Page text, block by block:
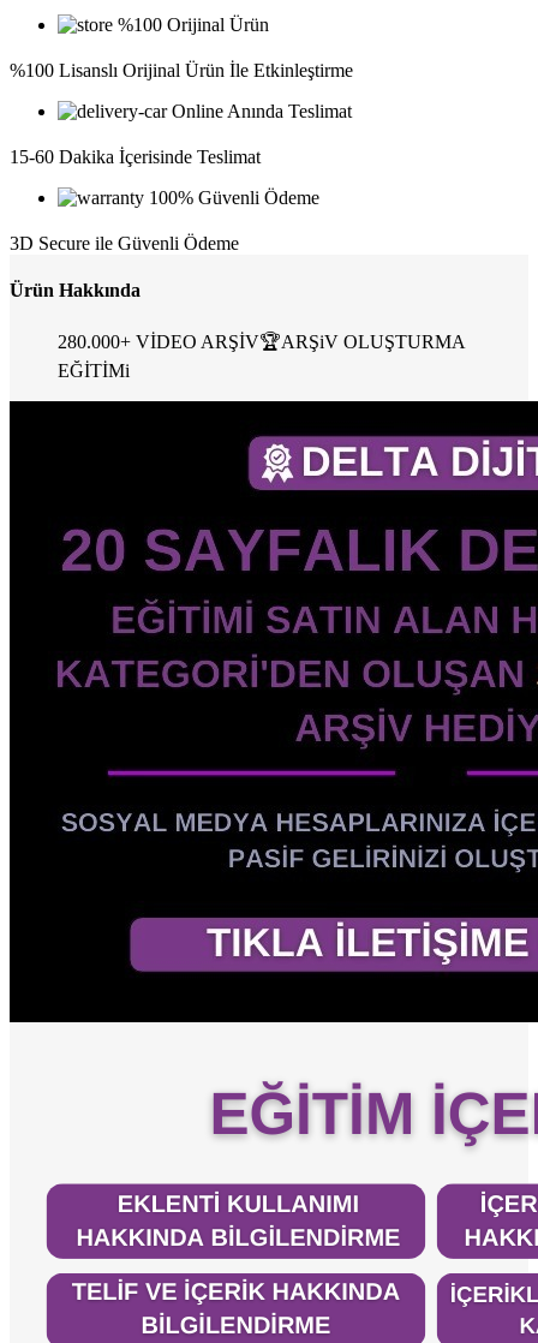
%100 Orijinal Ürün
%100 Lisanslı Orijinal Ürün İle Etkinleştirme
Online Anında Teslimat
15-60 Dakika İçerisinde Teslimat
100% Güvenli Ödeme
3D Secure ile Güvenli Ödeme
Ürün Hakkında
280.000+ VİDEO ARŞİV🏆ARŞiV OLUŞTURMA
EĞİTİMi